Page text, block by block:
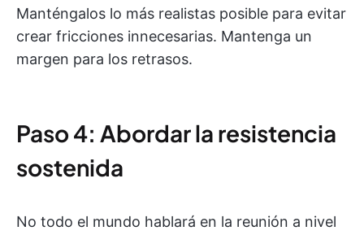
Manténgalos lo más realistas posible para evitar
crear fricciones innecesarias. Mantenga un
margen para los retrasos.
Paso 4: Abordar la resistencia
sostenida
No todo el mundo hablará en la reunión a nivel